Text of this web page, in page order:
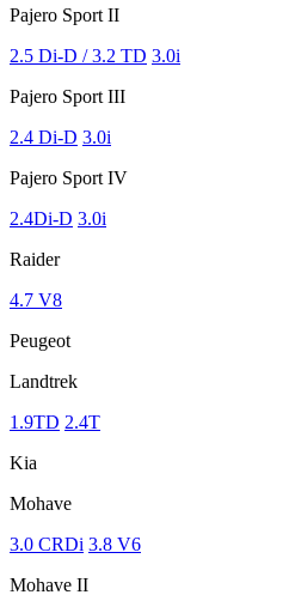
Pajero Sport II
2.5 Di-D / 3.2 TD 3.0i
Pajero Sport III
2.4 Di-D 3.0i
Pajero Sport IV
2.4Di-D 3.0i
Raider
4.7 V8
Peugeot
Landtrek
1.9TD 2.4T
Kia
Mohave
3.0 CRDi 3.8 V6
Mohave II